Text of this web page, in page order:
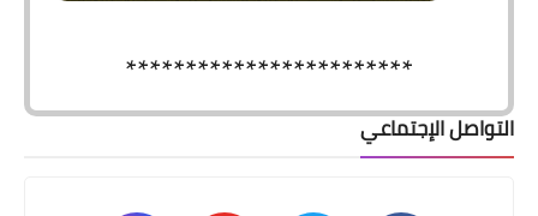
************************
التواصل الإجتماعي